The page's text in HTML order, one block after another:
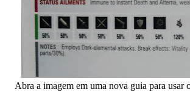
Abra a imagem em uma nova guia para usar